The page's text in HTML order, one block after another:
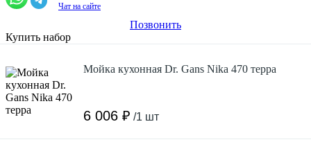
Чат на сайте
Позвонить
Купить набор
Мойка кухонная Dr. Gans Nika 470 терра
6 006 ₽ /1 шт